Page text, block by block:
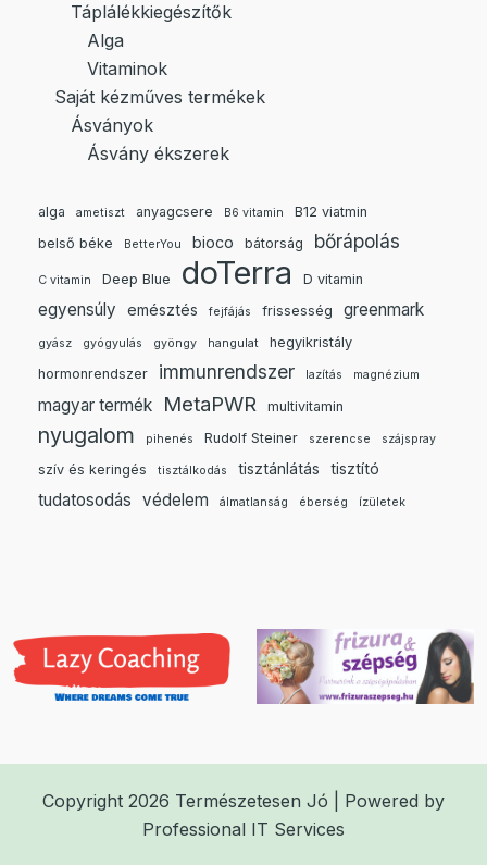
Táplálékkiegészítők
Alga
Vitaminok
Saját kézműves termékek
Ásványok
Ásvány ékszerek
alga ametiszt anyagcsere B6 vitamin
B12 viatmin
belső béke
BetterYou bioco bátorság bőrápolás
C vitamin Deep Blue doTerra D vitamin
egyensúly emésztés fejfájás frissesség greenmark
gyász gyógyulás gyöngy hangulat
hegyikristály
hormonrendszer
immunrendszer lazítás magnézium
magyar termék MetaPWR multivitamin
nyugalom pihenés Rudolf Steiner szerencse szájspray
szív és keringés tisztálkodás tisztánlátás tisztító
tudatosodás védelem álmatlanság éberség ízületek
Copyright 2026 Természetesen Jó | Powered by
Professional IT Services